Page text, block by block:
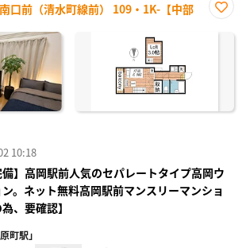
口前（清水町線前） 109・1K-【中部
に入
10:18
備】高岡駅前人気のセパレートタイプ高岡ウ
。ネット無料高岡駅前マンスリーマンショ
、要確認】
町駅」